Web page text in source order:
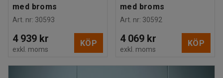
med broms
Art. nr: 30593
4 939 kr
exkl. moms
KÖP
med broms
Art. nr: 30592
4 069 kr
exkl. moms
KÖP